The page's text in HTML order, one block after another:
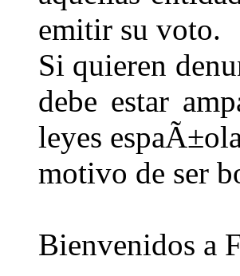
emitir su voto.
Si quieren
debe estar
leyes
motivo de ser
Bienvenidos a